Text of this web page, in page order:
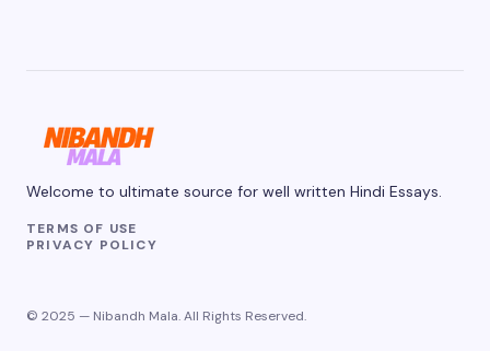
Welcome to ultimate source for well written Hindi Essays.
TERMS OF USE
PRIVACY POLICY
© 2025 — Nibandh Mala. All Rights Reserved.